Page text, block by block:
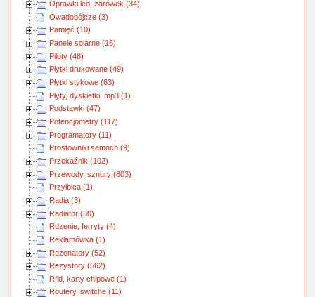
Oprawki led, żarówek (34)
Owadobójcze (3)
Pamięć (10)
Panele solarne (16)
Piloty (48)
Płytki drukowane (49)
Płytki stykowe (63)
Płyty, dyskietki, mp3 (1)
Podstawki (47)
Potencjometry (117)
Programatory (11)
Prostowniki samoch (9)
Przekaźnik (102)
Przewody, sznury (803)
Przyłbica (1)
Radia (3)
Radiator (30)
Rdzenie, ferryty (4)
Reklamówka (1)
Rezonatory (52)
Rezystory (562)
Rfid, karty chipowe (1)
Routery, switche (11)